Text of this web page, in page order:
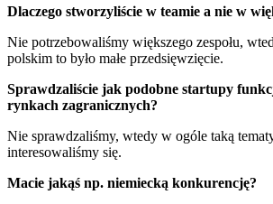
Dlaczego stworzyliście w teamie a nie w
Nie potrzebowaliśmy większego zespołu,
polskim to było małe przedsięwzięcie.
Sprawdzaliście jak podobne startupy
rynkach zagranicznych?
Nie sprawdzaliśmy, wtedy w ogóle taką
interesowaliśmy się.
Macie jakąś np. niemiecką konkurencję?